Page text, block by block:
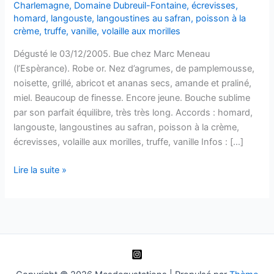
Charlemagne, Domaine Dubreuil-Fontaine,écrevisses,
homard, langouste, langoustines au safran, poisson à la
crème,truffe,vanille,volaille aux morilles
Dégusté le 03/12/2005. Bue chez Marc Meneau
(l’Espèrance). Robe or. Nez d’agrumes, de pamplemousse,
noisette, grillé, abricot et ananas secs, amande et praliné,
miel. Beaucoup de finesse. Encore jeune. Bouche sublime
par son parfait équilibre, très très long. Accords : homard,
langouste, langoustines au safran, poisson à la crème,
écrevisses, volaille aux morilles, truffe, vanille Infos : […]
Corton-
Lire la suite »